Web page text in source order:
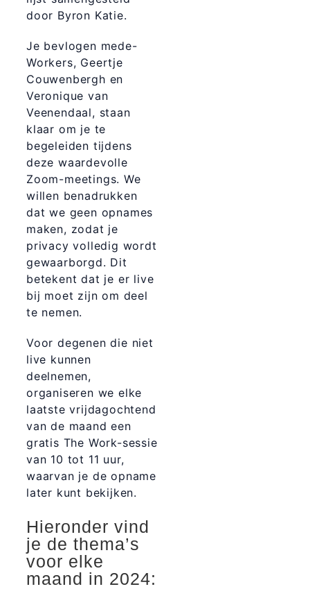
door Byron Katie.
Je bevlogen mede-
Workers, Geertje
Couwenbergh en
Veronique van
Veenendaal, staan
klaar om je te
begeleiden tijdens
deze waardevolle
Zoom-meetings. We
willen benadrukken
dat we geen opnames
maken, zodat je
privacy volledig wordt
gewaarborgd. Dit
betekent dat je er live
bij moet zijn om deel
te nemen.
Voor degenen die niet
live kunnen
deelnemen,
organiseren we elke
laatste vrijdagochtend
van de maand een
gratis The Work-sessie
van 10 tot 11 uur,
waarvan je de opname
later kunt bekijken.
Hieronder vind
je de thema’s
voor elke
maand in 2024: